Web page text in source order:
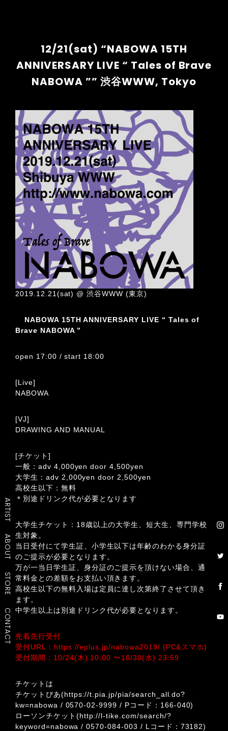
ARTIST
ABOUT
STORE
CONTACT
12/21(sat) “NABOWA 15TH
ANNIVERSARY LIVE “ Tales of Brave
NABOWA ”” 渋谷WWW, Tokyo
2019.12.21(sat) @ 渋谷WWW (東京)
NABOWA 15TH ANNIVERSARY LIVE “ Tales of
Brave NABOWA ”
open 17:00 / start 18:00
[Live]
NABOWA
[VJ]
DRAWING AND MANUAL
[チケット]
一般：adv 4,000yen door 4,500yen
大学生：adv 2,000yen door 2,500yen
高校生以下：無料
＊別途ドリンク代が必要となります
大学生チケット：18歳以上の大学生、短大生、専門学校
生対象。
当日受付にて学生証、小学生以下は年齢のわかる身分証
のご提示が必要となります。
万が一当日学生証、身分証のご提示を頂けない場合、通
常料金との差額をお支払い頂きます。
高校生以下の無料入場は定員に達し次第終了させて頂き
ます。
中学生以上は別途ドリンク代が必要となります。
先着先行受付
受付URL： https://eplus.jp/nabowa2019/ (PC&スマホ)
受付期間：10/24(木) 10:00 〜10/30(水) 23:59
チケットは
チケットぴあ(https://t.pia.jp/pia/search_all.do?
kw=nabowa / 0570-02-9999 / Pコード：166-040)
ローソンチケット(http://l-tike.com/search/?
keyword=nabowa /0570-084-003 / Lコード：73182)